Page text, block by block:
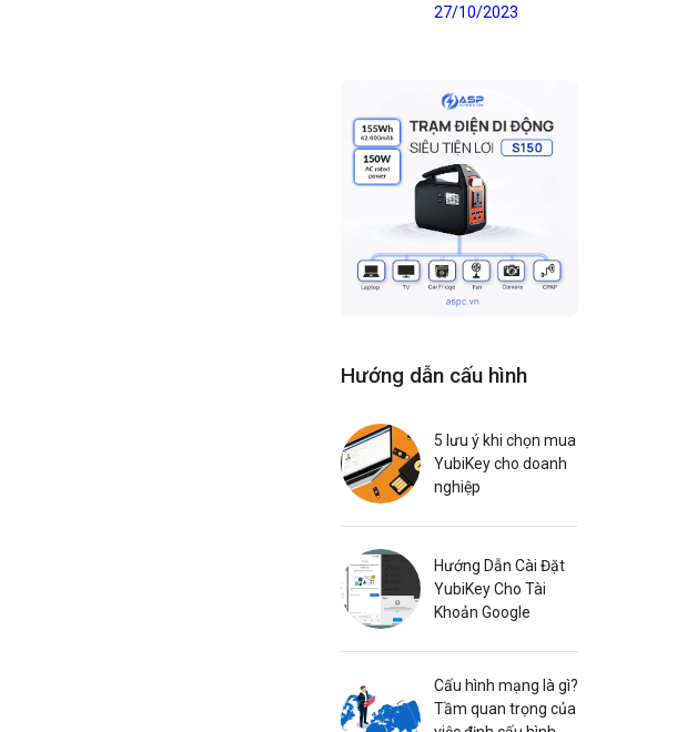
27/10/2023
Hướng dẫn cấu hình
5 lưu ý khi chọn mua
YubiKey cho doanh
nghiệp
Hướng Dẫn Cài Đặt
YubiKey Cho Tài
Khoản Google
Cấu hình mạng là gì?
Tầm quan trọng của